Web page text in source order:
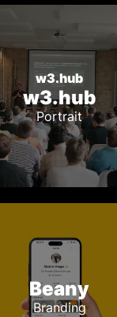
w3.hub
w3.hub
Portrait
Beany
Branding